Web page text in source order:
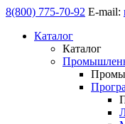
8(800) 775-70-92 E-mail:
Каталог
Каталог